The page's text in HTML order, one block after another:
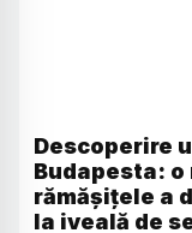
Descoperire
Budapesta:
rămășițele a
la iveală de